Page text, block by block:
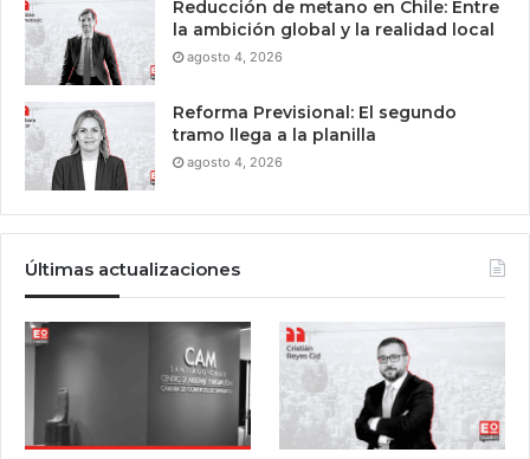
Reducción de metano en Chile: Entre
la ambición global y la realidad local
agosto 4, 2026
Reforma Previsional: El segundo
tramo llega a la planilla
agosto 4, 2026
Últimas actualizaciones